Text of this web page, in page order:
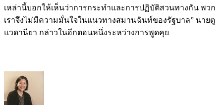
เหล่านี้บอกให้เห็นว่าการกระทำและการปฏิบัติสวนทางกัน พวก
เราจึงไม่มีความมั่นใจในแนวทางสมานฉันท์ของรัฐบาล” นายตู
แวดานียา กล่าวในอีกตอนหนึ่งระหว่างการพูดคุย